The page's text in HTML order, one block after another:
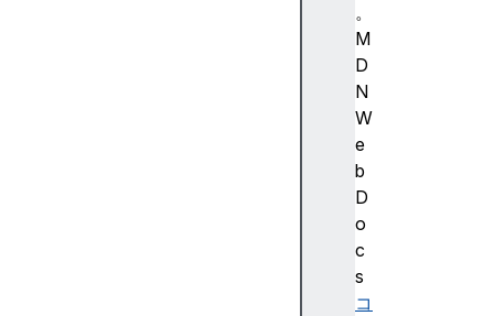
。
M
D
N
W
e
b
D
o
c
s
コ